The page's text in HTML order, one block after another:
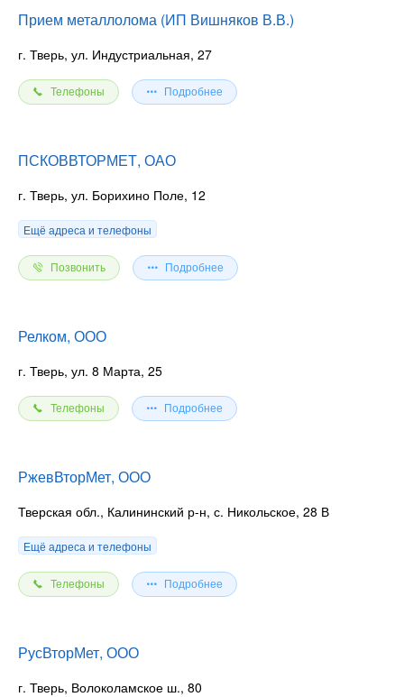
Прием металлолома (ИП Вишняков В.В.)
г. Тверь, ул. Индустриальная, 27
Телефоны Подробнее
ПСКОВВТОРМЕТ, ОАО
г. Тверь, ул. Борихино Поле, 12
Ещё адреса и телефоны
Позвонить Подробнее
Релком, ООО
г. Тверь, ул. 8 Марта, 25
Телефоны Подробнее
РжевВторМет, ООО
Тверская обл., Калининский р-н, с. Никольское, 28 В
Ещё адреса и телефоны
Телефоны Подробнее
РусВторМет, ООО
г. Тверь, Волоколамское ш., 80